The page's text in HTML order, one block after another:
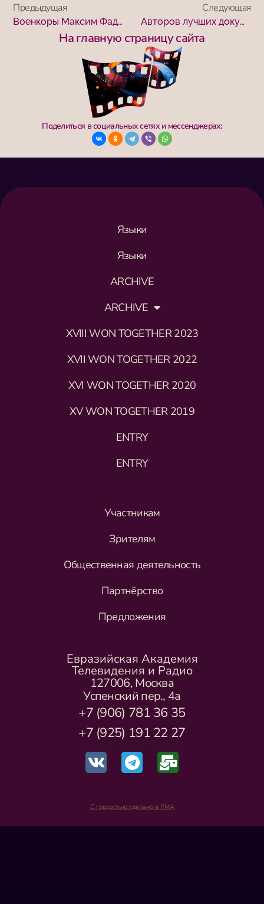
Предыдущая
Военкоры Максим Фадеев и Сергей Белоус провели мастер-классы для сочинской молодежи
Следующая
Авторов лучших документальных фильмов XIX Международного кинофестиваля «Победили вместе» наградили в Сочи
На главную страницу сайта
Поделиться в социальных сетях и мессенджерах:
Языки
Языки
ARCHIVE
ARCHIVE
XVIII WON TOGETHER 2023
XVII WON TOGETHER 2022
XVI WON TOGETHER 2020
XV WON TOGETHER 2019
ENTRY
ENTRY
Участникам
Зрителям
Общественная деятельность
Партнёрство
Предложения
Евразийская Академия
Телевидения и Радио
127006, Москва
Успенский пер., 4а
+7 (906) 781 36 35
+7 (925) 191 22 27
С гордостью сделано в РМА